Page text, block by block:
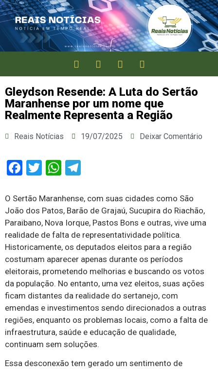
Gleydson Resende: A Luta do Sertão
Maranhense por um nome que
Realmente Representa a Região
Reais Notícias 19/07/2025 Deixar Comentário
Facebook
TwitterWhatsApp
O Sertão Maranhense, com suas cidades como São
João dos Patos, Barão de Grajaú, Sucupira do Riachão,
Paraibano, Nova Iorque, Pastos Bons e outras, vive uma
realidade de falta de representatividade política.
Historicamente, os deputados eleitos para a região
costumam aparecer apenas durante os períodos
eleitorais, prometendo melhorias e buscando os votos
da população. No entanto, uma vez eleitos, suas ações
ficam distantes da realidade do sertanejo, com
emendas e investimentos sendo direcionados a outras
regiões, enquanto os problemas locais, como a falta de
infraestrutura, saúde e educação de qualidade,
continuam sem soluções.
Essa desconexão tem gerado um sentimento de